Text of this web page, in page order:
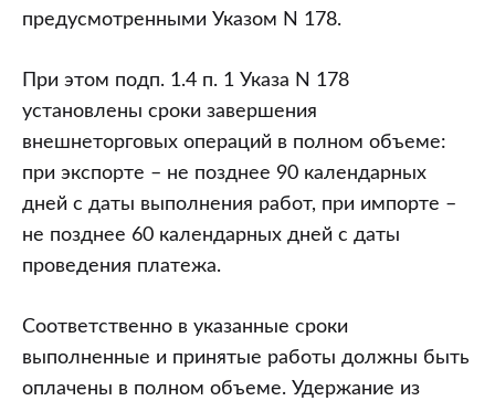
предусмотренными Указом N 178.
При этом подп. 1.4 п. 1 Указа N 178
установлены сроки завершения
внешнеторговых операций в полном объеме:
при экспорте – не позднее 90 календарных
дней с даты выполнения работ, при импорте –
не позднее 60 календарных дней с даты
проведения платежа.
Соответственно в указанные сроки
выполненные и принятые работы должны быть
оплачены в полном объеме. Удержание из